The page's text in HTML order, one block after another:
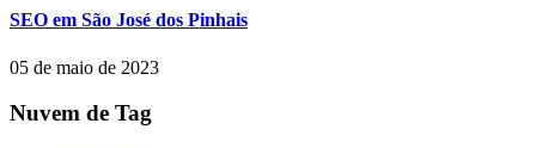
SEO em São José dos Pinhais
05 de maio de 2023
Nuvem de Tag